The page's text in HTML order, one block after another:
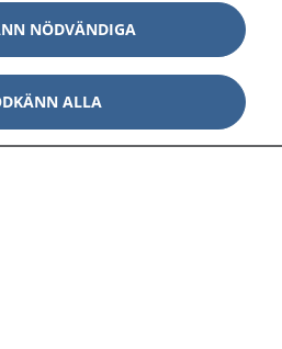
Visa
Visa
Visa
NÖDVÄNDIGA
ALLA